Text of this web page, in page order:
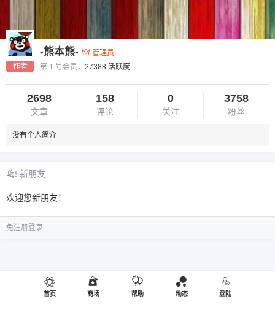
作者
-熊本熊-
管理员
第 1 号会员， 27388 活跃度
2698
文章
158
评论
0
关注
3758
粉丝
没有个人简介
嗨! 新朋友
欢迎您新朋友！
免注册登录
首页 商场 帮助 动态 登陆